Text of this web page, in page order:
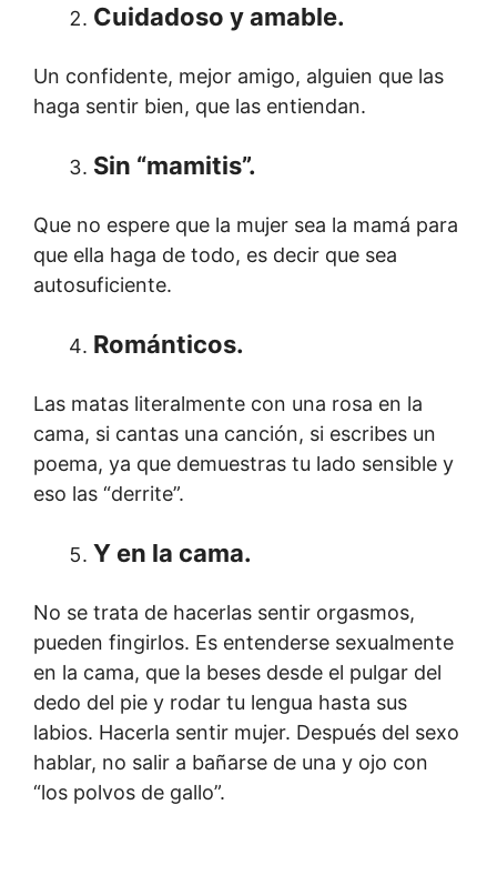
Cuidadoso y amable.
Un confidente, mejor amigo, alguien que las
haga sentir bien, que las entiendan.
Sin “mamitis”.
Que no espere que la mujer sea la mamá para
que ella haga de todo, es decir que sea
autosuficiente.
Románticos.
Las matas literalmente con una rosa en la
cama, si cantas una canción, si escribes un
poema, ya que demuestras tu lado sensible y
eso las “derrite”.
Y en la cama.
No se trata de hacerlas sentir orgasmos,
pueden fingirlos. Es entenderse sexualmente
en la cama, que la beses desde el pulgar del
dedo del pie y rodar tu lengua hasta sus
labios. Hacerla sentir mujer. Después del sexo
hablar, no salir a bañarse de una y ojo con
“los polvos de gallo”.